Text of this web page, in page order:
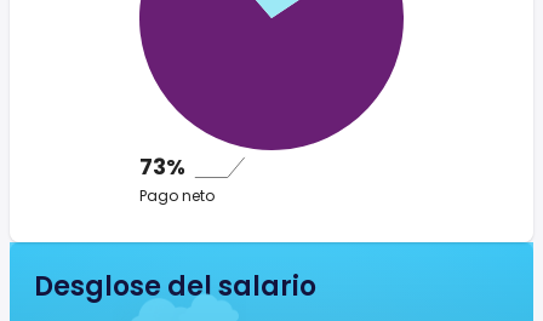
73%
Pago neto
Desglose del salario